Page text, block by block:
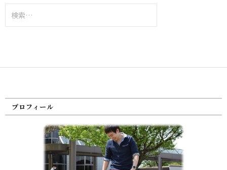
索:
プロフィール